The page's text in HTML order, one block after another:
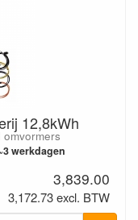
12,8kWh
werkdagen
3,839.00
3,172.73 excl. BTW